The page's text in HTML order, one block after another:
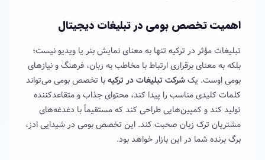
اهمیت تخصص بومی در تبلیغات دیجیتال
تبلیغات مؤثر در ترکیه تنها به معنای نمایش بنر یا ویدیو نیست؛
بلکه به معنای برقراری ارتباط با مخاطب به زبان، فرهنگ و نیازهای
بومی اوست. یکشرکت تبلیغات در ترکیهبا تخصص بومی می‌تواند
کلمات کلیدی مناسب را پیدا کند، محتوای جذاب و متقاعدکننده
تولید کند و کمپین‌هایی طراحی کند که مستقیماً با دغدغه‌های
مشتریان ترک زبان صحبت کند. این تخصص بومی در شیدایی ادز،
برگ برنده شما در این بازار خواهد بود.